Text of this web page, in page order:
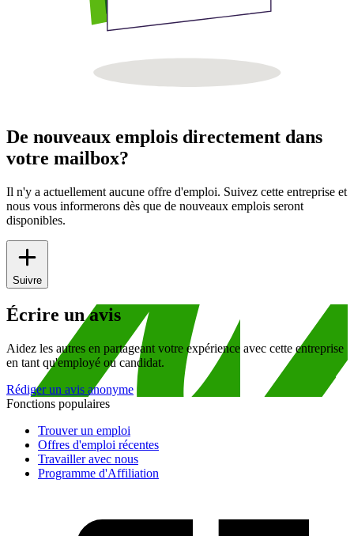
De nouveaux emplois directement dans
votre mailbox?
Il n'y a actuellement aucune offre d'emploi. Suivez cette entreprise et
nous vous informerons dès que de nouveaux emplois seront
disponibles.
Suivre
Écrire un avis
Aidez les autres en partageant votre expérience avec cette entreprise
en tant qu'employé ou candidat.
Rédiger un avis anonyme
Fonctions populaires
Trouver un emploi
Offres d'emploi récentes
Travailler avec nous
Programme d'Affiliation